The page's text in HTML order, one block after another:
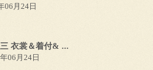
06月24日
衣裳＆着付& ...
06月24日